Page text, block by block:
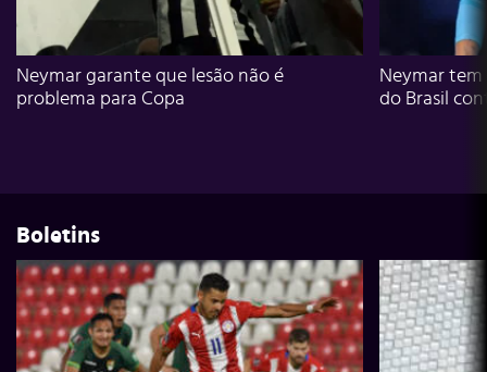
Neymar garante que lesão não é
problema para Copa
Neymar
do Brasil
Boletins